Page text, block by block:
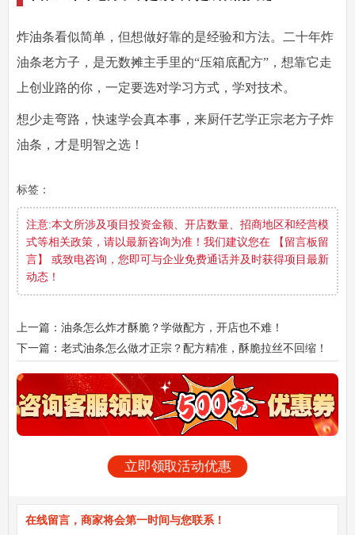
炸油条看似简单，但想做好靠的是经验和方法。
二十年炸
油条老方子 ，是无数摊主手里的“压箱底配方”，想靠它走
上创业路的你，一定要选对学习方式，学对技术。
想少走弯路，快速学会真本事，来厨仟艺学正宗老方子炸
油条，才是明智之选！
标签：
注意:本文所涉及项目投资金额、开店数量、招商地区和经营模
式等相关政策，请以最新咨询为准！我们建议您在 【留言板留
言】 或致电咨询，您即可与企业免费通话并及时获得项目最新
动态！
上一篇：油条怎么炸才酥脆？学做配方，开店也不难！
下一篇：老式油条怎么做才正宗？配方精准，酥脆拉丝不回缩！
立即领取活动优惠
在线留言，商家将会第一时间与您联系！